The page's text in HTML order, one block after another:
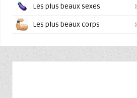
Les plus beaux sexes
Les plus beaux corps